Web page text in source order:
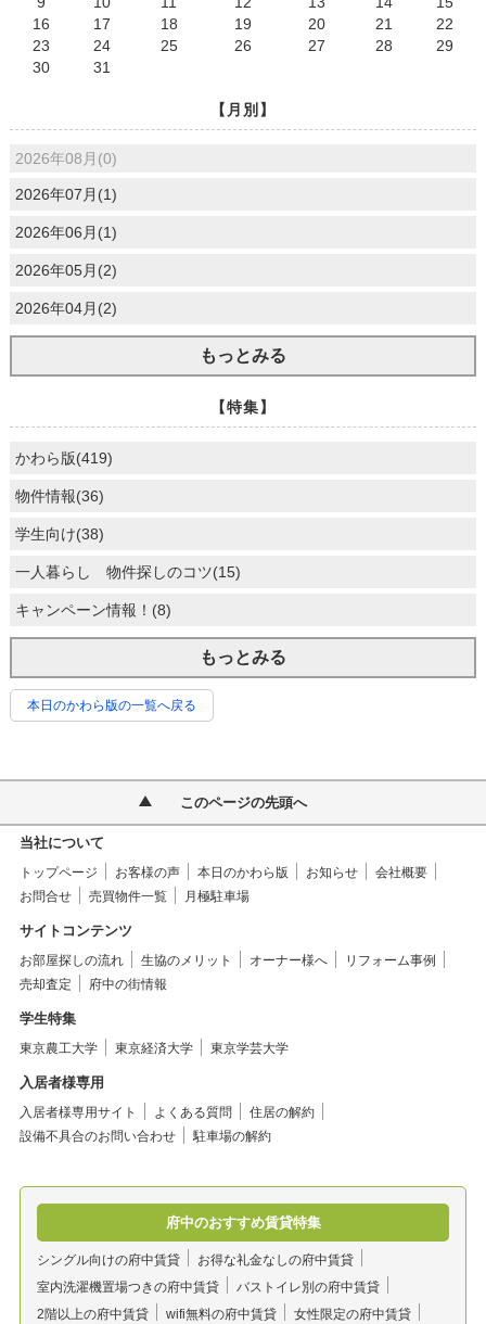
16
17 18 19 20 21
22
23
24 25 26 27 28
29
30
31
【月別】
2026年08月(0)
2026年07月(1)
2026年06月(1)
2026年05月(2)
2026年04月(2)
もっとみる
【特集】
かわら版(419)
物件情報(36)
学生向け(38)
一人暮らし 物件探しのコツ(15)
キャンペーン情報！(8)
もっとみる
本日のかわら版の一覧へ戻る
このページの先頭へ
当社について
トップページ お客様の声 本日のかわら版 お知らせ
会社概要
お問合せ
売買物件一覧 月極駐車場
サイトコンテンツ
お部屋探しの流れ 生協のメリット オーナー様へ
リフォーム事例
売却査定
府中の街情報
学生特集
東京農工大学 東京経済大学 東京学芸大学
入居者様専用
入居者様専用サイト よくある質問
住居の解約
設備不具合のお問い合わせ
駐車場の解約
府中のおすすめ賃貸特集
シングル向けの府中賃貸
お得な礼金なしの府中賃貸
室内洗濯機置場つきの府中賃貸
バストイレ別の府中賃貸
2階以上の府中賃貸
wifi無料の府中賃貸
女性限定の府中賃貸